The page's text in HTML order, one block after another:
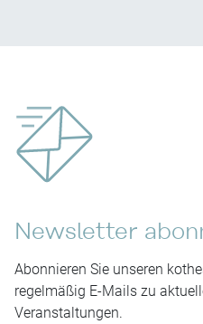
Newsletter
Abonnieren Sie unseren
regelmäßig E-Mails zu
Veranstaltungen.